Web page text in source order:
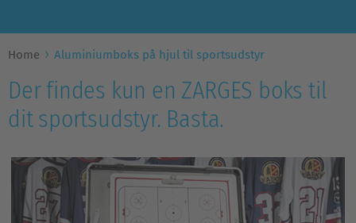
Home Aluminiumboks på hjul til sportsudstyr
Der findes kun en ZARGES boks til
dit sportsudstyr. Basta.